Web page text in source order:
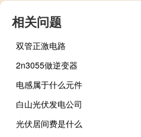
相关问题
双管正激电路
2n3055做逆变器
电感属于什么元件
白山光伏发电公司
光伏居间费是什么